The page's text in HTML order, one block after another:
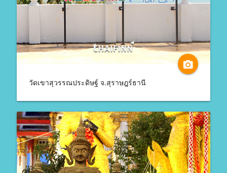
camera_alt
วัดเขาสุวรรณประดิษฐ์ จ.สุราษฎร์ธานี